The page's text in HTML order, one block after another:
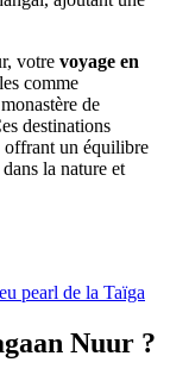
votre voyage en
comme
de
destinations
offrant un équilibre
la nature et
pearl de la Taïga
Nuur ?